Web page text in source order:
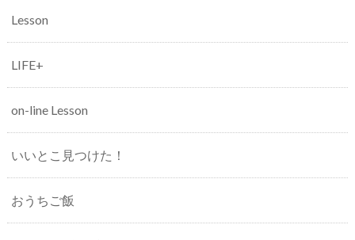
Lesson
LIFE+
on-line Lesson
いいとこ見つけた！
おうちご飯